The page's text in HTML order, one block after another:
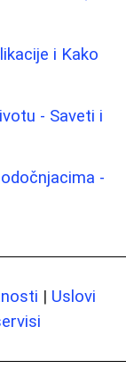
i Kako
- Saveti i
-
| Uslovi